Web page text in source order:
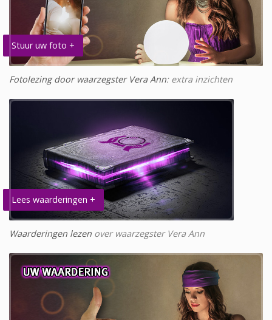
Stuur uw foto +
Fotolezing door waarzegster Vera Ann: extra inzichten
Lees waarderingen +
Waarderingen lezen over waarzegster Vera Ann